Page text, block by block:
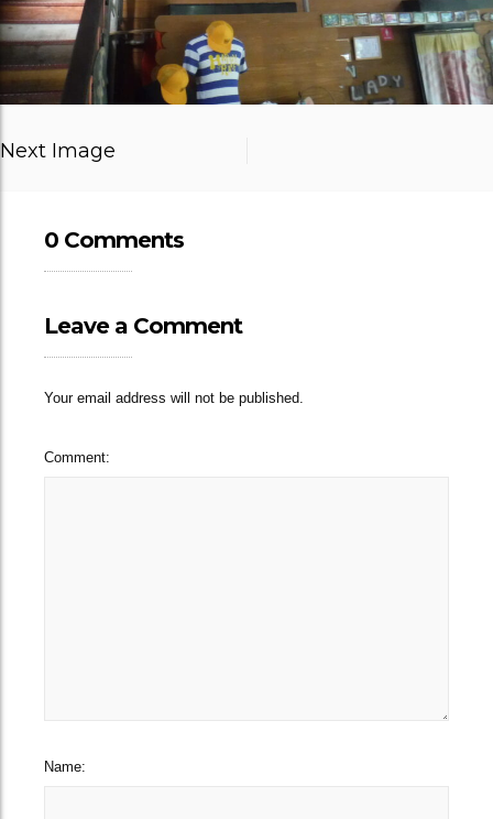
Next Image
0 Comments
Leave a Comment
Your email address will not be published.
Comment:
Name: